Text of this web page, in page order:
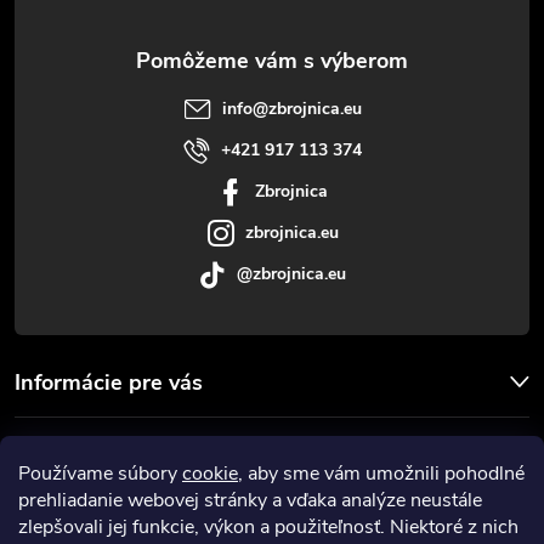
Používame súborycookie, aby sme vám umožnili pohodlné
prehliadanie webovej stránky a vďaka analýze neustále
zlepšovali jej funkcie, výkon a použiteľnosť. Niektoré z nich
Informácie pre vás
Prijímame online platby
info@zbrojnica.eu
+421 917 113 374
Zbrojnica
zbrojnica.eu
@zbrojnica.eu